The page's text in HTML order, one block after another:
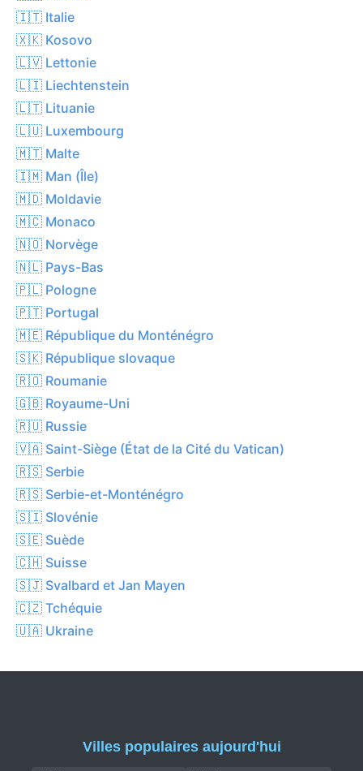
🇮🇹 Italie
🇽🇰 Kosovo
🇱🇻 Lettonie
🇱🇮 Liechtenstein
🇱🇹 Lituanie
🇱🇺 Luxembourg
🇲🇹 Malte
🇮🇲 Man (Île)
🇲🇩 Moldavie
🇲🇨 Monaco
🇳🇴 Norvège
🇳🇱 Pays-Bas
🇵🇱 Pologne
🇵🇹 Portugal
🇲🇪 République du Monténégro
🇸🇰 République slovaque
🇷🇴 Roumanie
🇬🇧 Royaume-Uni
🇷🇺 Russie
🇻🇦 Saint-Siège (État de la Cité du Vatican)
🇷🇸 Serbie
🇷🇸 Serbie-et-Monténégro
🇸🇮 Slovénie
🇸🇪 Suède
🇨🇭 Suisse
🇸🇯 Svalbard et Jan Mayen
🇨🇿 Tchéquie
🇺🇦 Ukraine
Villes populaires aujourd'hui